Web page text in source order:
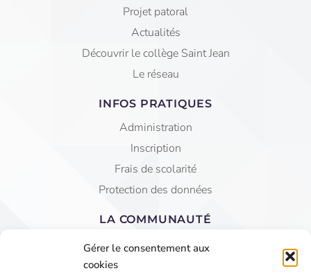
Gérer le consentement aux
cookies
Projet patoral
Actualités
Découvrir le collège Saint Jean
Le réseau
INFOS PRATIQUES
Administration
Inscription
Frais de scolarité
Protection des données
LA COMMUNAUTÉ
Equipe éducative
AGEC Saint Jean